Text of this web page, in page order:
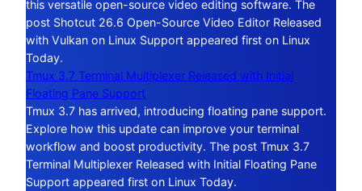
this versatile open-source video editing software. The
post Shotcut 26.6 Open-Source Video Editor Released
with Vulkan on Linux Support appeared first on Linux
Today.
Tmux 3.7 Terminal Multiplexer Released with Initial
Floating Pane Support
Tmux 3.7 has arrived, introducing floating pane support.
Explore how this update can improve your terminal
workflow and boost productivity. The post Tmux 3.7
Terminal Multiplexer Released with Initial Floating Pane
Support appeared first on Linux Today.